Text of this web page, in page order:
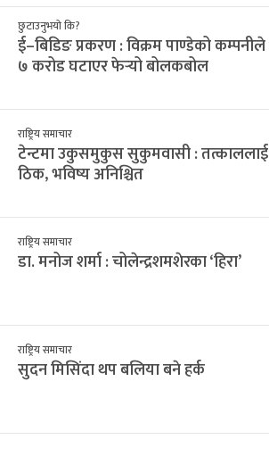
छुटाउनुभयो कि?
ई–बिडिङ प्रकरण : विक्रम पाण्डेको कम्पनीले
७ करोड घटाएर फेर्‍यो बोलकबोल
राष्ट्रिय समाचार
टेन्टमा उकुसमुकुस सुकुमवासी : तत्काललाई
ठिक, भविष्य अनिश्चित
राष्ट्रिय समाचार
डा. मनोज शर्मा : चोलेन्द्रशमशेरका ‘हिरा’
राष्ट्रिय समाचार
सुदन मिसिंदा थप बलिया बने हर्क